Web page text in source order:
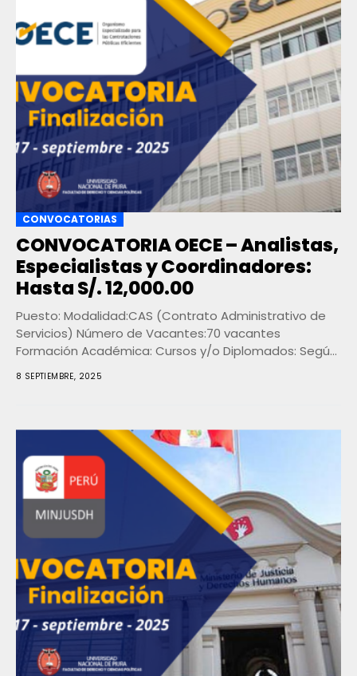
CONVOCATORIAS
CONVOCATORIA OECE – Analistas,
Especialistas y Coordinadores:
Hasta S/. 12,000.00
Puesto: Modalidad:CAS (Contrato Administrativo de
Servicios) Número de Vacantes:70 vacantes
Formación Académica: Cursos y/o Diplomados: Según
el perfil del puesto, se requiere formación...
8 SEPTIEMBRE, 2025